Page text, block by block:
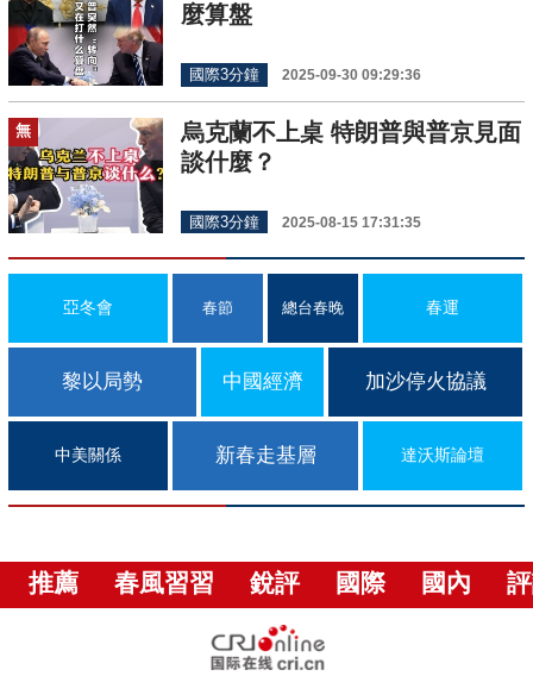
麼算盤
國際3分鐘 2025-09-30 09:29:36
無
烏克蘭不上桌 特朗普與普京見面
談什麼？
國際3分鐘 2025-08-15 17:31:35
亞冬會 春節 總台春晚 春運
黎以局勢 中國經濟 加沙停火協議
中美關係 新春走基層 達沃斯論壇
推薦 春風習習 銳評 國際 國內